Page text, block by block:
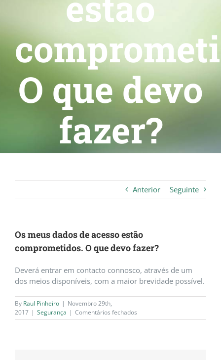
O que devo
fazer?
Anterior Seguinte
Os meus dados de acesso estão
comprometidos. O que devo fazer?
Deverá entrar em contacto connosco, através de um
dos meios disponíveis, com a maior brevidade possível.
By Raul Pinheiro | Novembro 29th,
2017 | Segurança | Comentários fechados
Os